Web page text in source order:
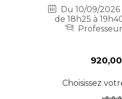
Du 10/09/
de 18h25 à
Choisissez